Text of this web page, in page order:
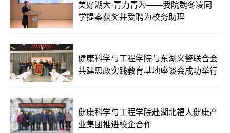
美好湖大·青力青为——我院魏冬凌同
学提案获奖并受聘为校务助理
健康科学与工程学院与东湖义警联合会
共建思政实践教育基地座谈会成功举行
健康科学与工程学院赴湖北福人健康产
业集团推进校企合作